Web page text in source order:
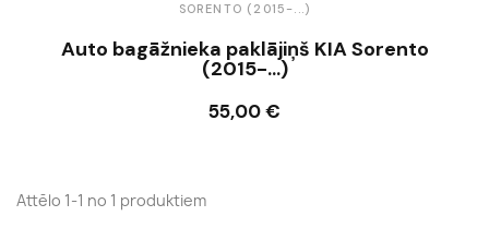
SORENTO (2015-...)
Auto bagāžnieka paklājiņš KIA Sorento
(2015-...)
55,00 €
Ielikt grozā
Attēlo 1-1 no 1 produktiem